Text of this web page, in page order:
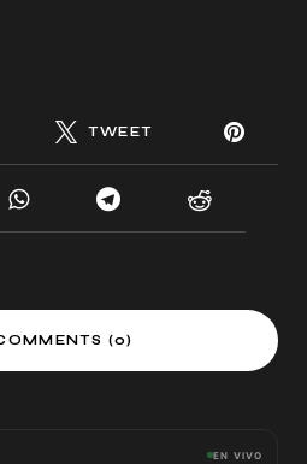
TWEET
(0)
EN VIVO